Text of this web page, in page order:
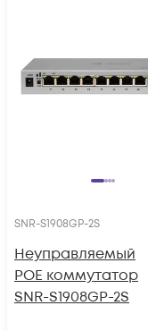
SNR-S1908GP-2S
Неуправляемый
POE коммутатор
SNR-S1908GP-2S